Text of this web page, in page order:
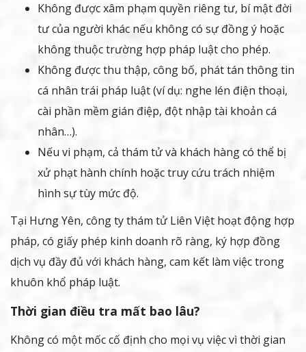
Không được xâm phạm quyền riêng tư, bí mật đời
tư của người khác nếu không có sự đồng ý hoặc
không thuộc trường hợp pháp luật cho phép.
Không được thu thập, công bố, phát tán thông tin
cá nhân trái pháp luật (ví dụ: nghe lén điện thoại,
cài phần mềm gián điệp, đột nhập tài khoản cá
nhân…).
Nếu vi phạm, cả thám tử và khách hàng có thể bị
xử phạt hành chính hoặc truy cứu trách nhiệm
hình sự tùy mức độ.
Tại Hưng Yên, công ty thám tử Liên Việt hoạt động hợp
pháp, có giấy phép kinh doanh rõ ràng, ký hợp đồng
dịch vụ đầy đủ với khách hàng, cam kết làm việc trong
khuôn khổ pháp luật.
Thời gian điều tra mất bao lâu?
Không có một mốc cố định cho mọi vụ việc vì thời gian